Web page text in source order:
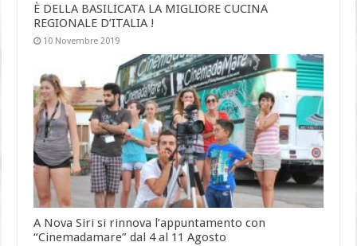
È DELLA BASILICATA LA MIGLIORE CUCINA
REGIONALE D’ITALIA !
10 Novembre 2019
A Nova Siri si rinnova l’appuntamento con
“Cinemadamare” dal 4 al 11 Agosto